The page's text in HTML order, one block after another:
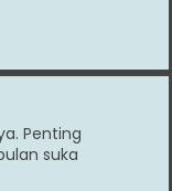
Penting
suka